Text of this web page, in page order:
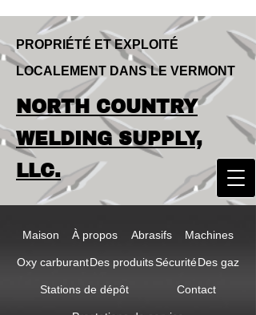
LOCALLY OWNED & OPERATED IN
VERMONT
NORTH COUNTRY
WELDING SUPPLY,
LLC
PROPRIÉTÉ ET EXPLOITÉ
LOCALEMENT DANS LE VERMONT
NORTH COUNTRY
WELDING SUPPLY,
LLC.
Maison À propos Abrasifs Machines
Oxy carburantDes produitsSécuritéDes gaz
Stations de dépôt Contact